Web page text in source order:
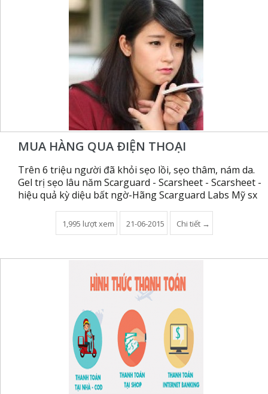
MUA HÀNG QUA ÐIỆN THOẠI
Trên 6 triệu người đã khỏi sẹo lồi, sẹo thâm, nám da.
Gel trị sẹo lâu năm Scarguard - Scarsheet - Scarsheet -
hiệu quả kỳ diệu bất ngờ-Hãng Scarguard Labs Mỹ sx
1,995 lượt xem 21-06-2015 Chi tiết →